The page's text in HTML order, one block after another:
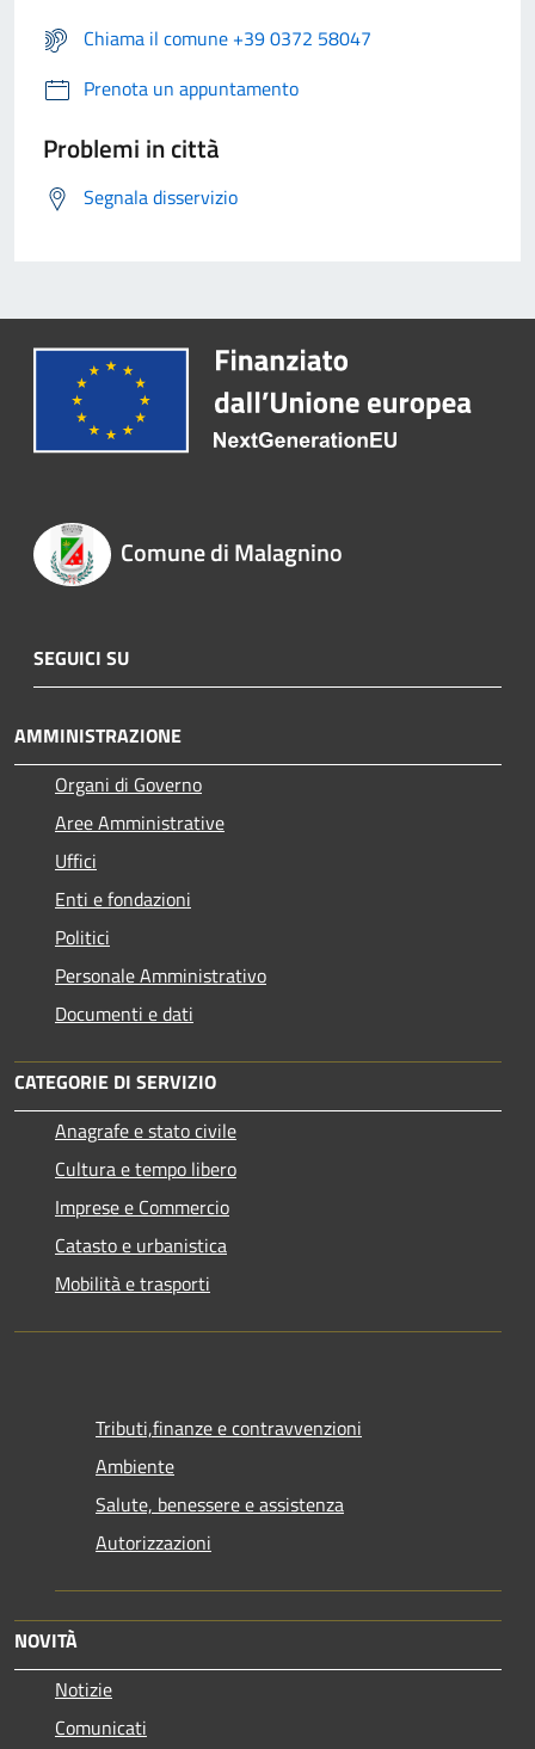
Chiama il comune +39 0372 58047
Prenota un appuntamento
Problemi in città
Segnala disservizio
Comune di Malagnino
SEGUICI SU
AMMINISTRAZIONE
Organi di Governo
Aree Amministrative
Uffici
Enti e fondazioni
Politici
Personale Amministrativo
Documenti e dati
CATEGORIE DI SERVIZIO
Anagrafe e stato civile
Cultura e tempo libero
Imprese e Commercio
Catasto e urbanistica
Mobilità e trasporti
Tributi,finanze e contravvenzioni
Ambiente
Salute, benessere e assistenza
Autorizzazioni
NOVITÀ
Notizie
Comunicati